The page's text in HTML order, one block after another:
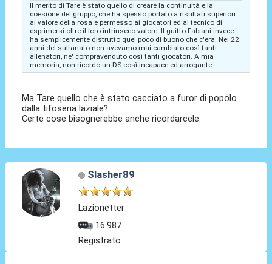
Il merito di Tare è stato quello di creare la continuità e la
coesione del gruppo, che ha spesso portato a risultati superiori
al valore della rosa e permesso ai giocatori ed al tecnico di
esprimersi oltre il loro intrinseco valore. Il guitto Fabiani invece
ha semplicemente distrutto quel poco di buono che c'era. Nei 22
anni del sultanato non avevamo mai cambiato così tanti
allenatori, ne' compravenduto così tanti giocatori. A mia
memoria, non ricordo un DS così incapace ed arrogante.
Ma Tare quello che è stato cacciato a furor di popolo
dalla tifoseria laziale?
Certe cose bisognerebbe anche ricordarcele.
Slasher89
Lazionetter
16.987
Registrato